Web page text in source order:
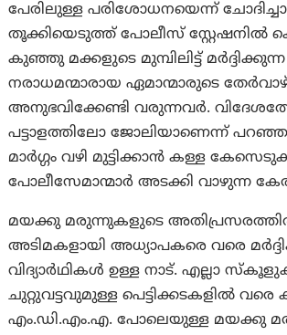
പേരിലുള്ള പരിശോധനയെന്ന്
തൂക്കിയെടുത്ത് പോലീസ് സ്റ്റേഷനിൽ
കുഞ്ഞു മക്കളുടെ മുമ്പിലിട്ട് മർദ്ദിക്കുന്ന
നരാധമന്മാരായ ഏമാന്മാരുടെ
അനുഭവിക്കേണ്ടി വരുന്നവർ.
പട്ടാളത്തിലോ ജോലിയാണെന്ന്
മാർഗ്ഗം വഴി മുട്ടിക്കാൻ കള്ള
പോലീസേമാന്മാർ അടക്കി വാഴുന്ന
മയക്കു മരുന്നുകളുടെ
അടിമകളായി അധ്യാപകരെ വരെ
വിദ്യാർഥികൾ ഉള്ള നാട്. എല്ലാ
ചുറ്റുവട്ടവുമുള്ള പെട്ടിക്കടകളിൽ വരെ
എം.ഡി.എം.എ. പോലെയുള്ള മയക്കു